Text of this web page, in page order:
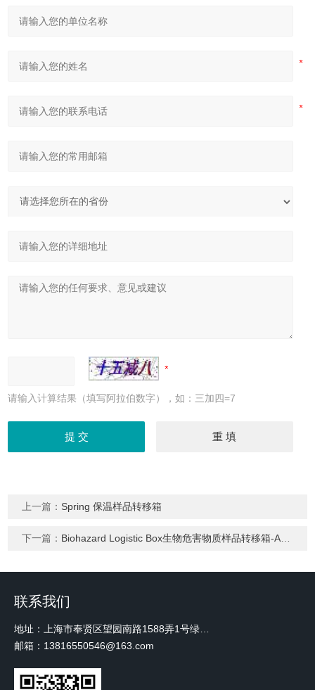
请输入计算结果（填写阿拉伯数字），如：三加四=7
上一篇： Spring 保温样品转移箱
下一篇： Biohazard Logistic Box生物危害物质样品转移箱-A类外包装
联系我们
邮箱：13816550546@163.com